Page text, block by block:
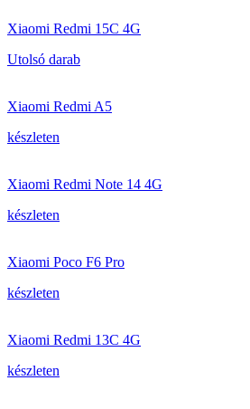
Xiaomi Redmi 15C 4G
Utolsó darab
Xiaomi Redmi A5
készleten
Xiaomi Redmi Note 14 4G
készleten
Xiaomi Poco F6 Pro
készleten
Xiaomi Redmi 13C 4G
készleten